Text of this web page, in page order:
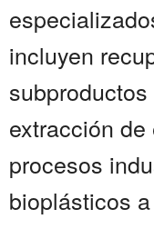
incluyen
extracción
procesos
bioplásticos